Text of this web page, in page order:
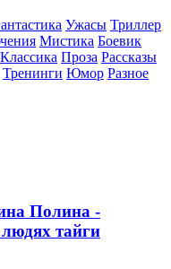
Ужасы Триллер
Мистика Боевик
Классика Проза Рассказы
Тренинги Юмор Разное
Полина -
тайги